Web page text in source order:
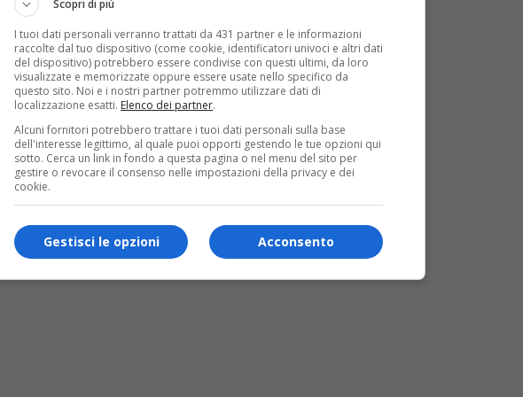
solo il 32,91%
Scopri di più
I tuoi dati personali verranno trattati da 431 partner e le informazioni
raccolte dal tuo dispositivo (come cookie, identificatori univoci e altri dati
del dispositivo) potrebbero essere condivise con questi ultimi, da loro
visualizzate e memorizzate oppure essere usate nello specifico da
questo sito. Noi e i nostri partner potremmo utilizzare dati di
localizzazione esatti. Elenco dei partner.
Alcuni fornitori potrebbero trattare i tuoi dati personali sulla base
dell'interesse legittimo, al quale puoi opporti gestendo le tue opzioni qui
sotto. Cerca un link in fondo a questa pagina o nel menu del sito per
gestire o revocare il consenso nelle impostazioni della privacy e dei
cookie.
Acconsento
Gestisci le opzioni